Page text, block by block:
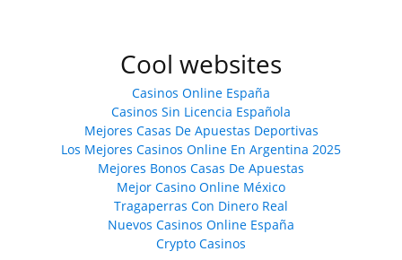
Cool websites
Casinos Online España
Casinos Sin Licencia Española
Mejores Casas De Apuestas Deportivas
Los Mejores Casinos Online En Argentina 2025
Mejores Bonos Casas De Apuestas
Mejor Casino Online México
Tragaperras Con Dinero Real
Nuevos Casinos Online España
Crypto Casinos